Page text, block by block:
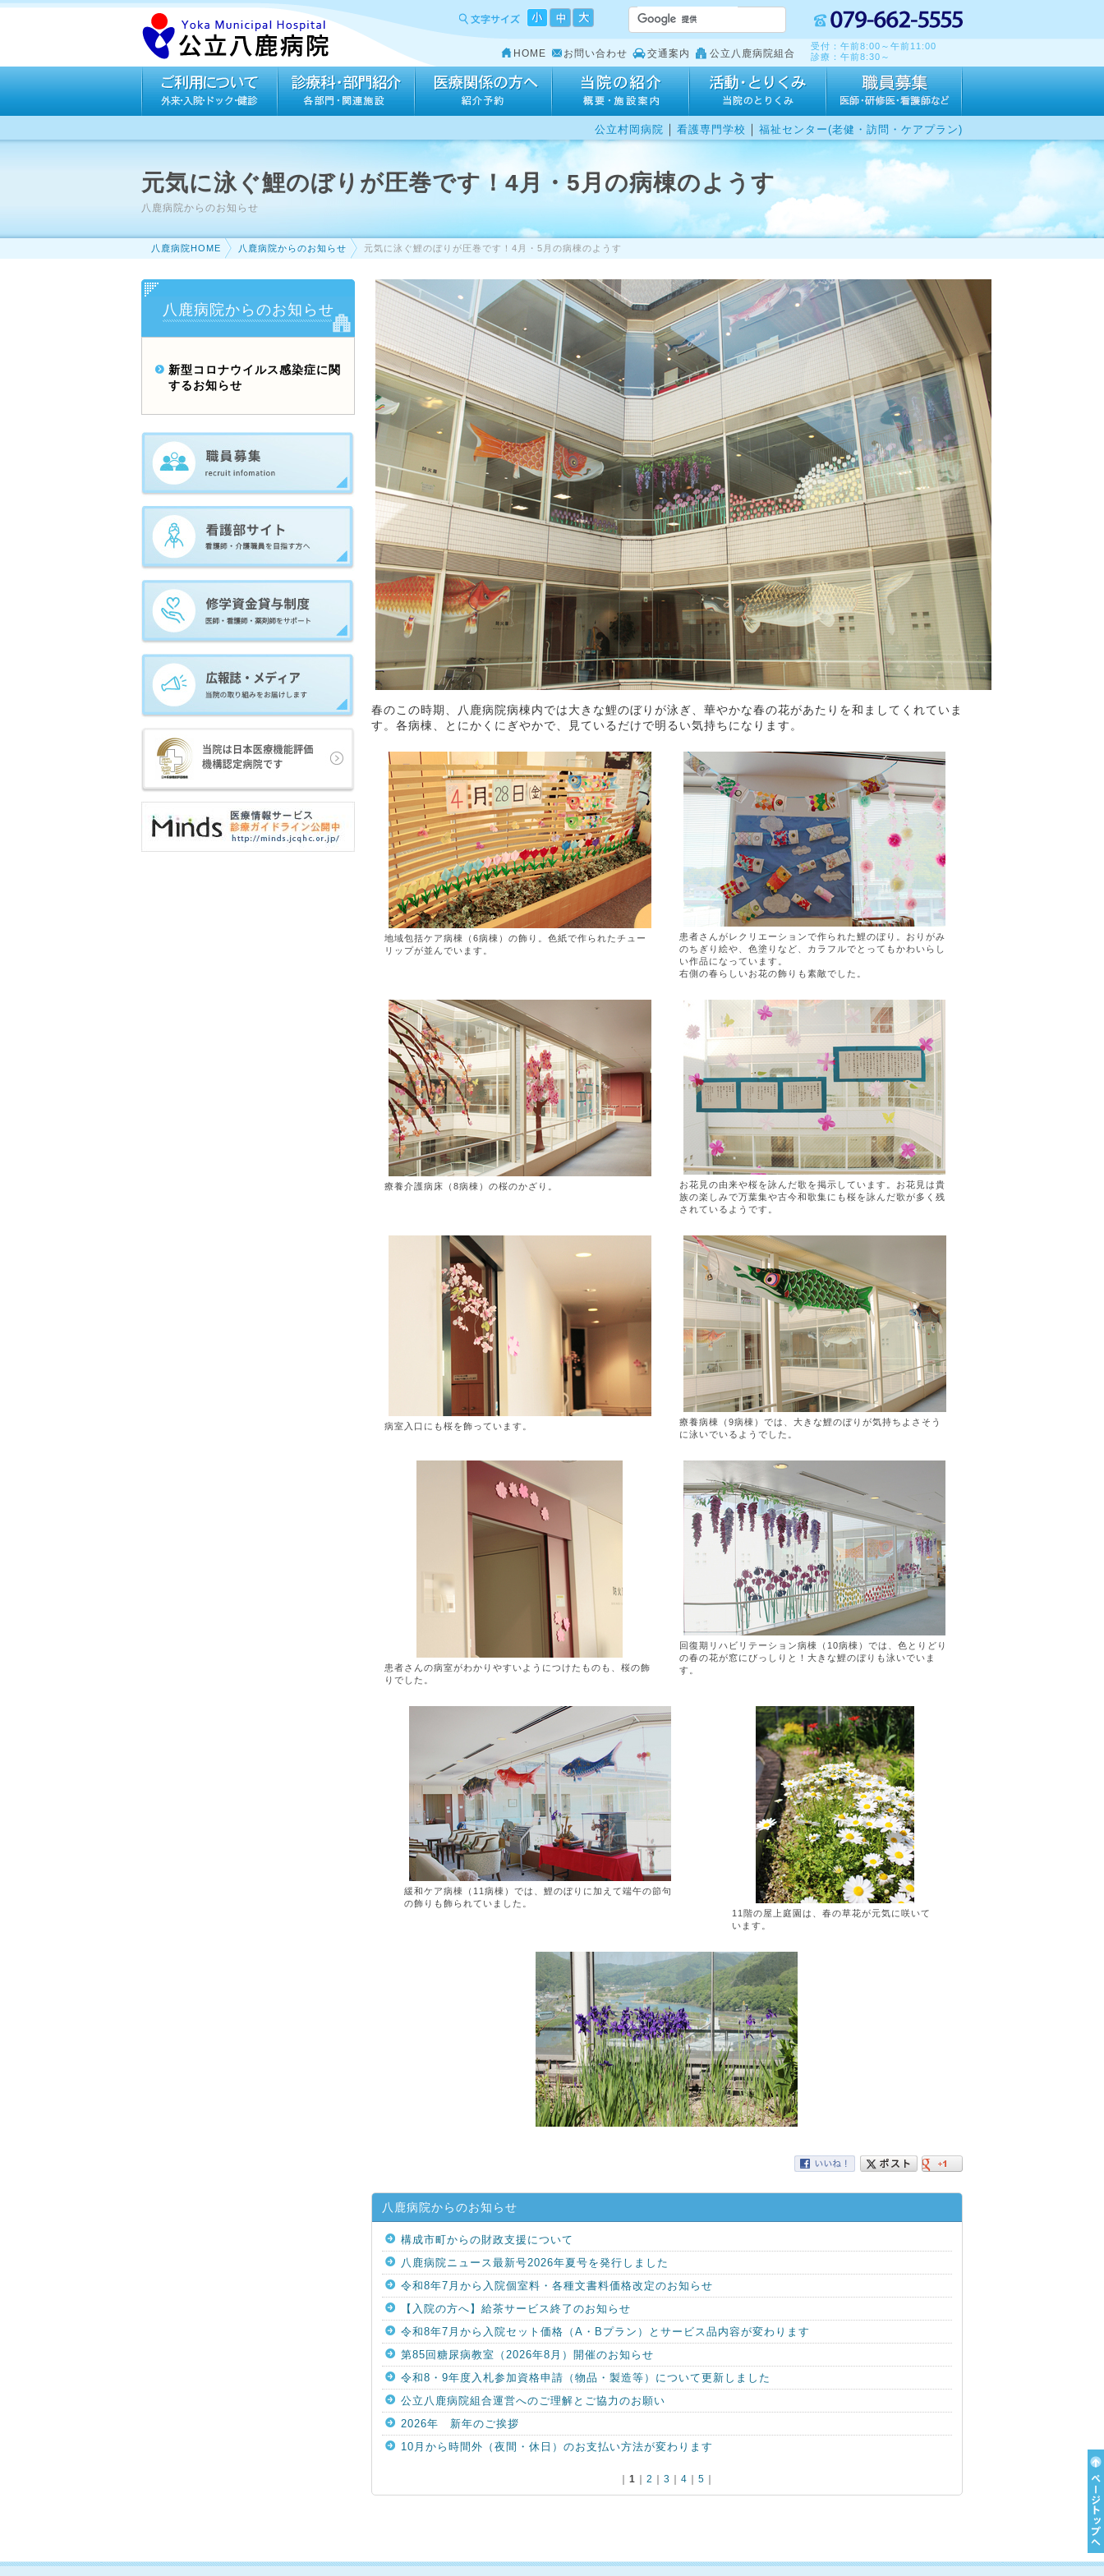
HOME お問い合わせ 交通案内 公立八鹿病院組合
受付：午前8:00～午前11:00
診療：午前8:30～
公立村岡病院 ｜ 看護専門学校 ｜ 福祉センター(老健・訪問・ケアプラン)
元気に泳ぐ鯉のぼりが圧巻です！4月・5月の病棟のようす
八鹿病院からのお知らせ
八鹿病院HOME 八鹿病院からのお知らせ 元気に泳ぐ鯉のぼりが圧巻です！4月・5月の病棟のようす
春のこの時期、八鹿病院病棟内では大きな鯉のぼりが泳ぎ、華やかな春の花があたりを和ましてくれていま
す。各病棟、とにかくにぎやかで、見ているだけで明るい気持ちになります。
地域包括ケア病棟（6病棟）の飾り。色紙で作られたチュー
リップが並んでいます。
患者さんがレクリエーションで作られた鯉のぼり。おりがみ
のちぎり絵や、色塗りなど、カラフルでとってもかわいらし
い作品になっています。
右側の春らしいお花の飾りも素敵でした。
療養介護病床（8病棟）の桜のかざり。
お花見の由来や桜を詠んだ歌を掲示しています。お花見は貴
族の楽しみで万葉集や古今和歌集にも桜を詠んだ歌が多く残
されているようです。
病室入口にも桜を飾っています。
療養病棟（9病棟）では、大きな鯉のぼりが気持ちよさそう
に泳いでいるようでした。
患者さんの病室がわかりやすいようにつけたものも、桜の飾
りでした。
回復期リハビリテーション病棟（10病棟）では、色とりどり
の春の花が窓にびっしりと！大きな鯉のぼりも泳いでいま
す。
緩和ケア病棟（11病棟）では、鯉のぼりに加えて端午の節句
の飾りも飾られていました。
11階の屋上庭園は、春の草花が元気に咲いて
います。
八鹿病院からのお知らせ
構成市町からの財政支援について
八鹿病院ニュース最新号2026年夏号を発行しました
令和8年7月から入院個室料・各種文書料価格改定のお知らせ
【入院の方へ】給茶サービス終了のお知らせ
令和8年7月から入院セット価格（A・Bプラン）とサービス品内容が変わります
第85回糖尿病教室（2026年8月）開催のお知らせ
令和8・9年度入札参加資格申請（物品・製造等）について更新しました
公立八鹿病院組合運営へのご理解とご協力のお願い
2026年 新年のご挨拶
10月から時間外（夜間・休日）のお支払い方法が変わります
1 2 3 4 5
八鹿病院からのお知らせ
新型コロナウイルス感染症に関
するお知らせ